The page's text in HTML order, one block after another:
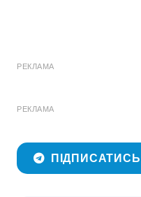
РЕКЛАМА
РЕКЛАМА
ПІДПИСАТИСЬ